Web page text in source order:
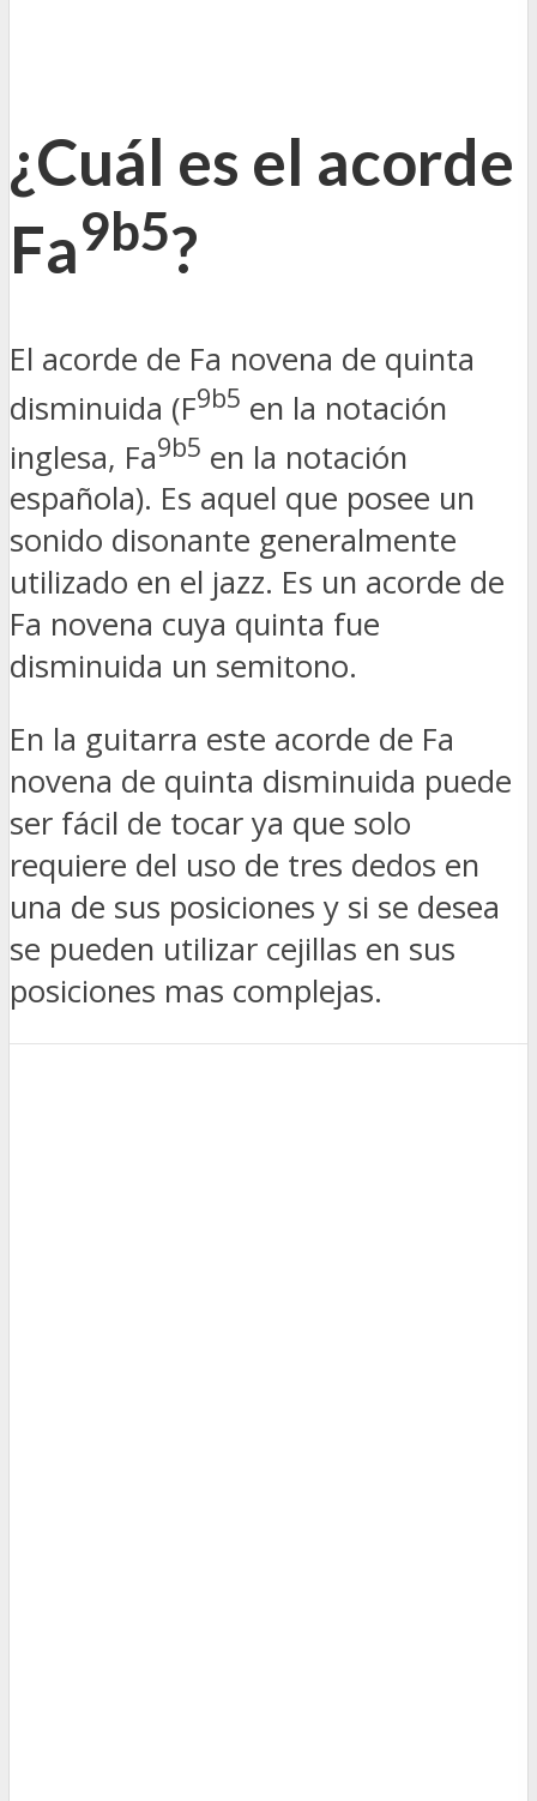
¿Cuál es el acorde
Fa9b5?
El acorde de Fa novena de quinta
disminuida (F9b5 en la notación
inglesa, Fa9b5 en la notación
española). Es aquel que posee un
sonido disonante generalmente
utilizado en el jazz. Es un acorde de
Fa novena cuya quinta fue
disminuida un semitono.
En la guitarra este acorde de Fa
novena de quinta disminuida puede
ser fácil de tocar ya que solo
requiere del uso de tres dedos en
una de sus posiciones y si se desea
se pueden utilizar cejillas en sus
posiciones mas complejas.